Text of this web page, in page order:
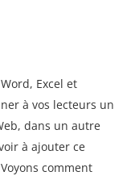
Excel et
à vos lecteurs un
dans un autre
à ajouter ce
comment